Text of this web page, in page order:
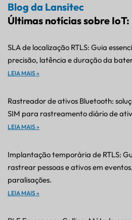
Blog da Lansitec
Últimas notícias sobre IoT:
SLA de localização RTLS: Guia
precisão, latência e duração da
LEIA MAIS »
Rastreador de ativos Bluetooth:
SIM para rastreamento diário de
LEIA MAIS »
Implantação temporária de RTLS:
rastrear pessoas e ativos em
paralisações.
LEIA MAIS »